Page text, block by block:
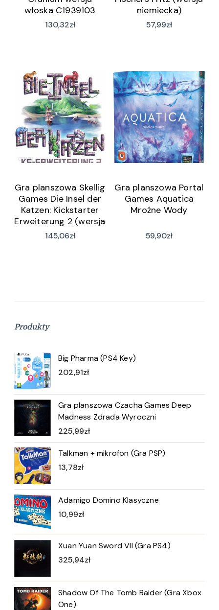
włoska C1939103
130,32zł
niemiecka)
57,99zł
Gra planszowa Skellig
Games Die Insel der
Katzen: Kickstarter
Erweiterung 2 (wersja
niemiecka)
145,06zł
Gra planszowa Portal
Games Aquatica
Mroźne Wody
59,90zł
Produkty
Big Pharma (PS4 Key)
202,91zł
Gra planszowa Czacha Games Deep
Madness Zdrada Wyroczni
225,99zł
Talkman + mikrofon (Gra PSP)
13,78zł
Adamigo Domino Klasyczne
10,99zł
Xuan Yuan Sword VII (Gra PS4)
325,94zł
Shadow Of The Tomb Raider (Gra Xbox
One)